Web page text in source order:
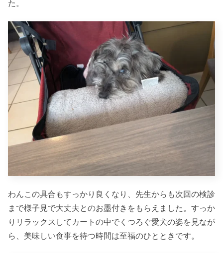
た。
わんこの具合もすっかり良くなり、先生からも次回の検診
まで様子見で大丈夫とのお墨付きをもらえました。すっか
りリラックスしてカートの中でくつろぐ愛犬の姿を見なが
ら、美味しい食事を待つ時間は至福のひとときです。